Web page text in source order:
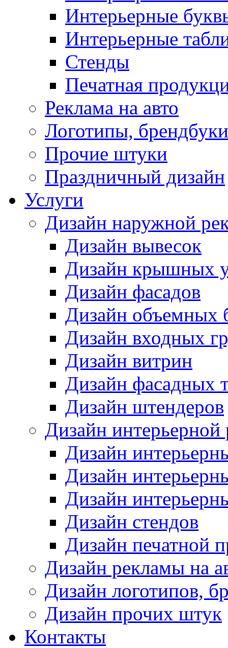
Интерьерные
Интерьерные
Стенды
Печатная
Реклама на авто
Логотипы, брендбуки
Прочие штуки
Праздничный дизайн
Услуги
Дизайн наружной
Дизайн вывесок
Дизайн крышных
Дизайн фасадов
Дизайн объемных
Дизайн входных
Дизайн витрин
Дизайн фасадных
Дизайн штендеров
Дизайн интерьерной
Дизайн
Дизайн
Дизайн
Дизайн стендов
Дизайн печатной
Дизайн рекламы на
Дизайн логотипов,
Дизайн прочих штук
Контакты